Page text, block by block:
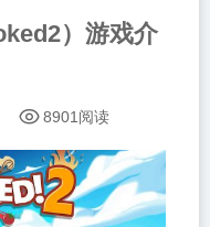
）游戏介
8901阅读